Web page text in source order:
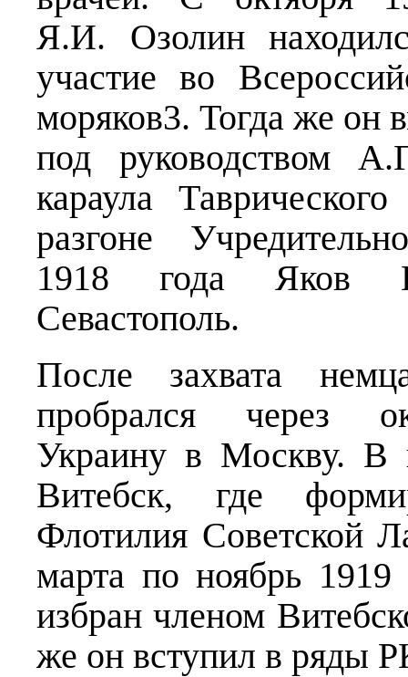
Я.И. Озолин
участие во
моряков3. Тогда же он
под руководством
караула
разгоне
1918 года Яков
Севастополь.
После захвата
пробрался через
Украину в Москву. В
Витебск, где
Флотилия Советской
марта по ноябрь
избран членом
же он вступил в ряды